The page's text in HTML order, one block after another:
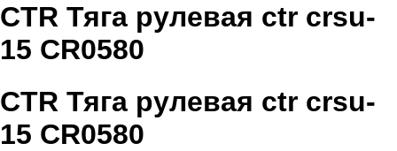
CTR Тяга рулевая ctr crsu-
15 CR0580
CTR Тяга рулевая ctr crsu-
15 CR0580